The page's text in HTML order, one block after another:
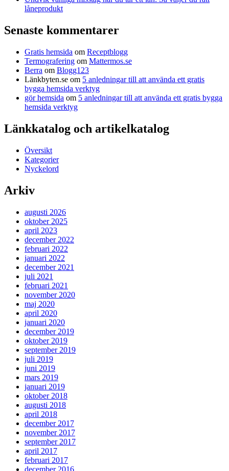
låneprodukt
Senaste kommentarer
Gratis hemsida om Receptblogg
Termografering om Mattermos.se
Berra om Blogg123
Länkbyten.se om 5 anledningar till att använda ett gratis
bygga hemsida verktyg
gör hemsida om 5 anledningar till att använda ett gratis bygga
hemsida verktyg
Länkkatalog och artikelkatalog
Översikt
Kategorier
Nyckelord
Arkiv
augusti 2026
oktober 2025
april 2023
december 2022
februari 2022
januari 2022
december 2021
juli 2021
februari 2021
november 2020
maj 2020
april 2020
januari 2020
december 2019
oktober 2019
september 2019
juli 2019
juni 2019
mars 2019
januari 2019
oktober 2018
augusti 2018
april 2018
december 2017
november 2017
september 2017
april 2017
februari 2017
december 2016